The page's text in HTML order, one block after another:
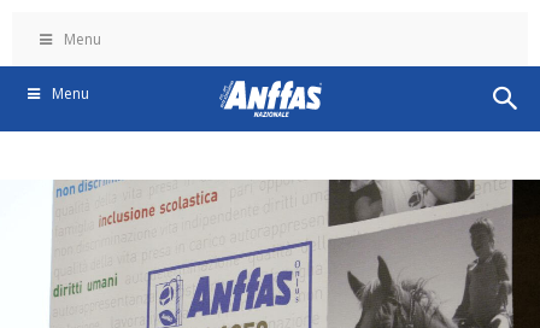
Menu
Menu